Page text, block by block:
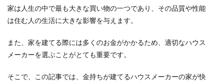
家は人生の中で最も大きな買い物の一つであり、その品質や性能
は住む人の生活に大きな影響を与えます。
また、家を建てる際には多くのお金がかかるため、適切なハウス
メーカーを選ぶことがとても重要です。
そこで、この記事では、金持ちが建てるハウスメーカーの家が快